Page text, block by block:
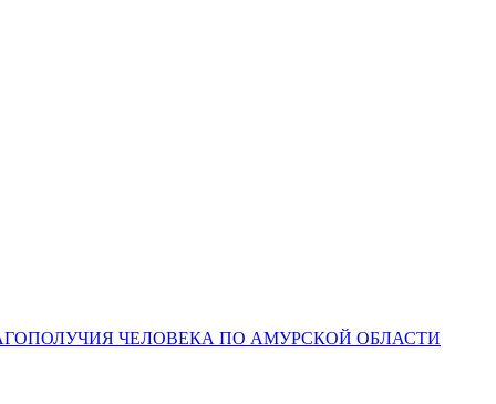
ЧЕЛОВЕКА ПО АМУРСКОЙ ОБЛАСТИ